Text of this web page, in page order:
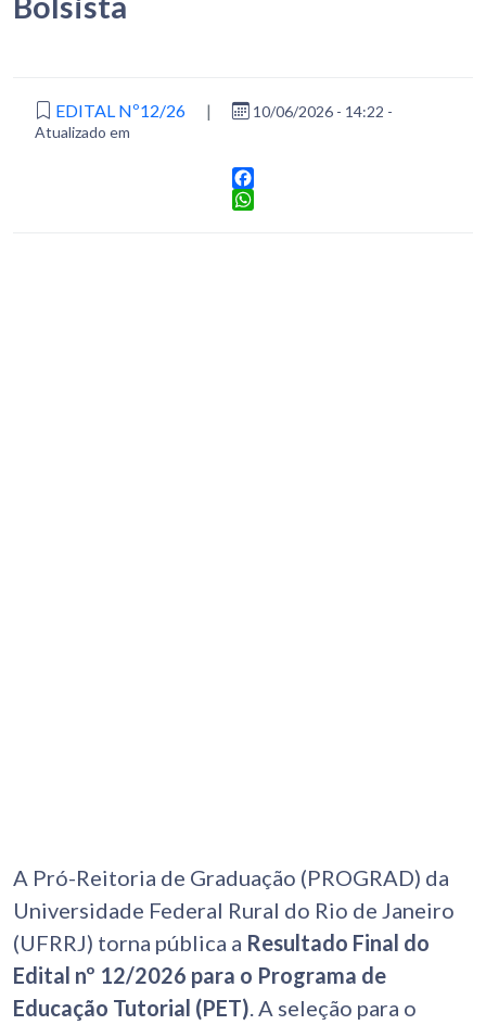
EDITAL Nº12/26 |
10/06/2026 - 14:22 -
Atualizado em
Facebook
A Pró-Reitoria de Graduação (PROGRAD) da
Universidade Federal Rural do Rio de Janeiro
(UFRRJ) torna pública a Resultado Final do
Edital nº 12/2026 para o Programa de
Educação Tutorial (PET) . A seleção para o